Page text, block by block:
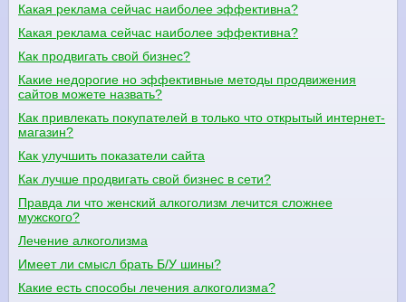
Какая реклама сейчас наиболее эффективна?
Какая реклама сейчас наиболее эффективна?
Как продвигать свой бизнес?
Какие недорогие но эффективные методы продвижения
сайтов можете назвать?
Как привлекать покупателей в только что открытый интернет-
магазин?
Как улучшить показатели сайта
Как лучше продвигать свой бизнес в сети?
Правда ли что женский алкоголизм лечится сложнее
мужского?
Лечение алкоголизма
Имеет ли смысл брать Б/У шины?
Какие есть способы лечения алкоголизма?